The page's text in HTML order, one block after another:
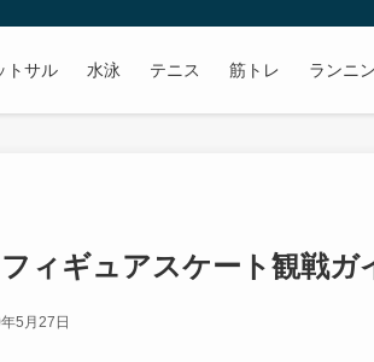
トサル 水泳 テニス 筋トレ ランニ
ィギュアスケート観戦ガ
5月27日